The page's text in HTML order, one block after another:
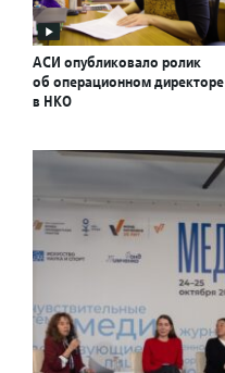
АСИ опубликовало ролик
об операционном директоре
в НКО